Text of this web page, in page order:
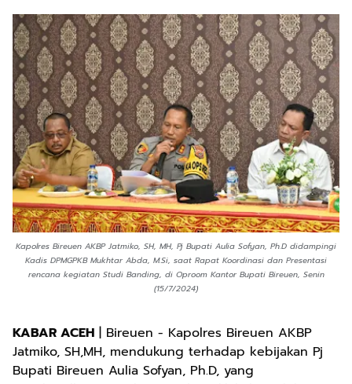
Kapolres Bireuen AKBP Jatmiko, SH, MH, Pj Bupati Aulia Sofyan, Ph.D didampingi
Kadis DPMGPKB Mukhtar Abda, M.Si, saat Rapat Koordinasi dan Presentasi
rencana kegiatan Studi Banding, di Oproom Kantor Bupati Bireuen, Senin
(15/7/2024)
KABAR ACEH | Bireuen - Kapolres Bireuen AKBP
Jatmiko, SH,MH, mendukung terhadap kebijakan Pj
Bupati Bireuen Aulia Sofyan, Ph.D, yang